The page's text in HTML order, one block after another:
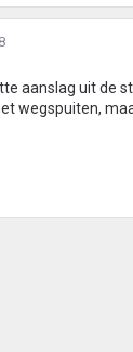
aanslag uit de
wegspuiten,